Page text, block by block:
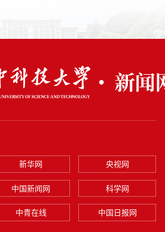
新华网 央视网
中国新闻网 科学网
中青在线 中国日报网